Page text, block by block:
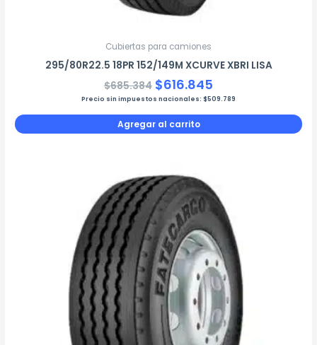
Cubiertas para camiones
295/80R22.5 18PR 152/149M XCURVE XBRI LISA
$685.384 $616.845
Precio sin impuestos nacionales: $509.789
Agregar al carrito